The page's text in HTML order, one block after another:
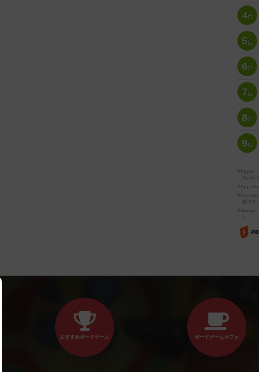
4位
5位
6位
7位
8位
9位
※Apple、
Apple
※App
※Android
標です。
※Google
す。
おすすめボードゲーム ボードゲームカフェ